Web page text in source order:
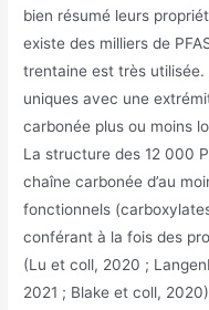
bien résumé leurs
existe des milliers de
trentaine est très
uniques avec une
carbonée plus ou moins
La structure des 12 000
chaîne carbonée d’au
fonctionnels
conférant à la fois des
(Lu et coll, 2020 ;
2021 ; Blake et coll,